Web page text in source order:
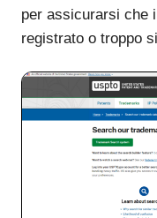
per assicurarsi che
registrato o troppo